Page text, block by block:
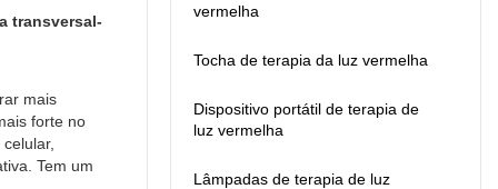
transversal-
mais
forte no
Tem um
vermelha
Tocha de terapia da luz vermelha
Dispositivo portátil de terapia de
luz vermelha
Lâmpadas de terapia de luz